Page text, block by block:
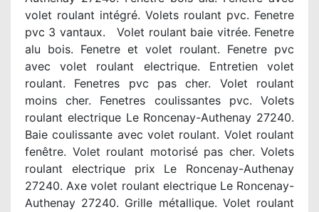
volet roulant intégré. Volets roulant pvc. Fenetre
pvc 3 vantaux. Volet roulant baie vitrée. Fenetre
alu bois. Fenetre et volet roulant. Fenetre pvc
avec volet roulant electrique. Entretien volet
roulant. Fenetres pvc pas cher. Volet roulant
moins cher. Fenetres coulissantes pvc. Volets
roulant electrique Le Roncenay-Authenay 27240.
Baie coulissante avec volet roulant. Volet roulant
fenêtre. Volet roulant motorisé pas cher. Volets
roulant electrique prix Le Roncenay-Authenay
27240. Axe volet roulant electrique Le Roncenay-
Authenay 27240. Grille métallique. Volet roulant